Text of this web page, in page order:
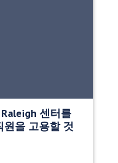
센터를
을 고용할 것